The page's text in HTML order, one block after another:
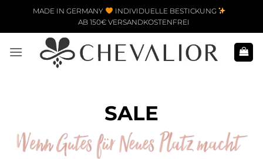
Zum Inhalt springen
MADE IN GERMANY
INDIVIDUELLE BESTICKUNG
AB 150€ VERSANDKOSTENFREI
SALE